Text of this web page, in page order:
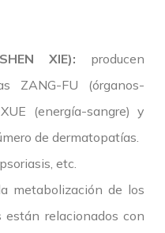
XIE): producen
ZANG-FU (órganos-
(energía-sangre) y
de dermatopatías.
etc.
metabolización de los
están relacionados con